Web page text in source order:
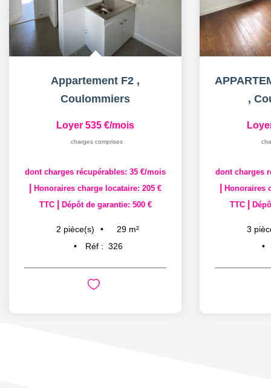
Appartement F2 ,
Coulommiers
Loyer 535 €/mois
charges comprises
dont charges récupérables: 35 €/mois
Honoraires charge locataire: 205 €
TTC
Dépôt de garantie: 500 €
2 pièce(s) 29 m²
Réf : 326
,
dont charges
Honoraires
TTC
3